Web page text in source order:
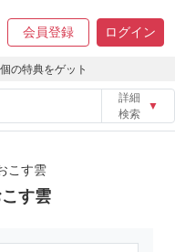
会員登録 ログイン
の特典をゲット
詳細
検索
▼
こす雲
す雲